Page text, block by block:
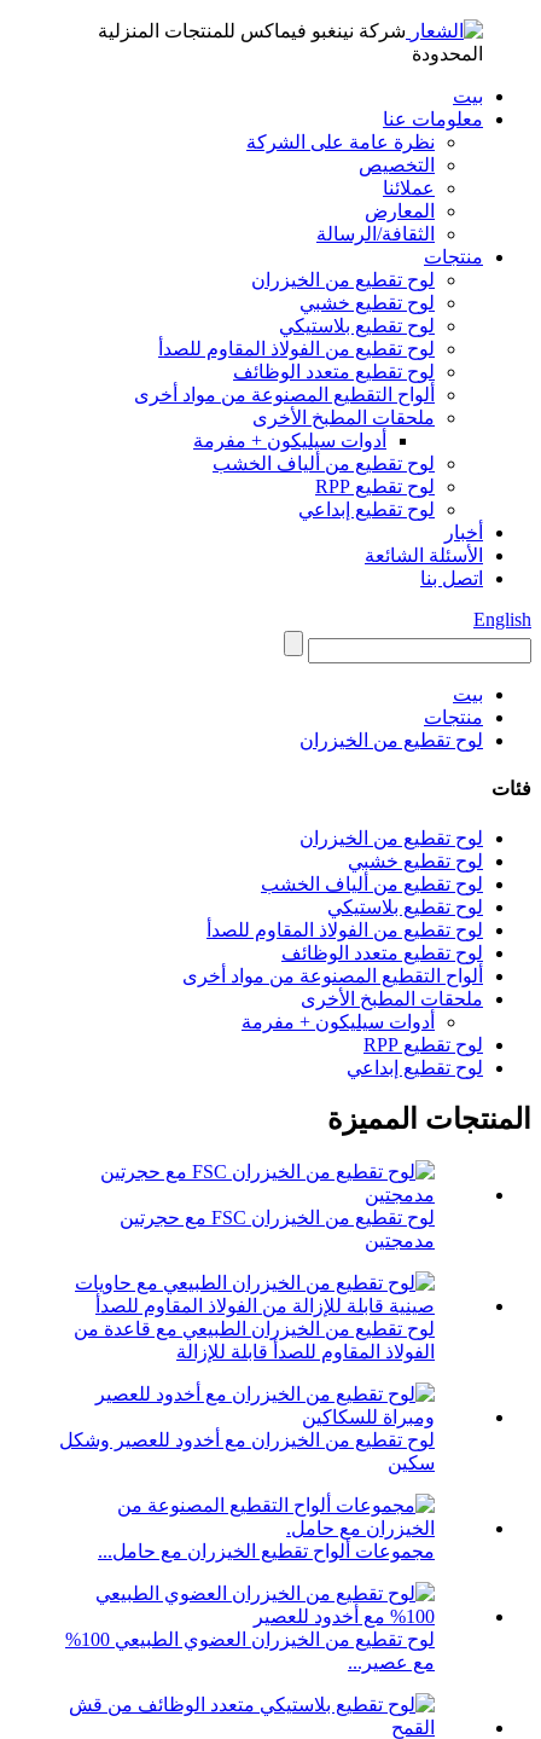
شركة نينغبو فيماكس للمنتجات المنزلية
المحدودة
بيت
معلومات عنا
نظرة عامة على الشركة
التخصيص
عملائنا
المعارض
الثقافة/الرسالة
منتجات
لوح تقطيع من الخيزران
لوح تقطيع خشبي
لوح تقطيع بلاستيكي
لوح تقطيع من الفولاذ المقاوم للصدأ
لوح تقطيع متعدد الوظائف
ألواح التقطيع المصنوعة من مواد أخرى
ملحقات المطبخ الأخرى
أدوات سيليكون + مفرمة
لوح تقطيع من ألياف الخشب
لوح تقطيع RPP
لوح تقطيع إبداعي
أخبار
الأسئلة الشائعة
اتصل بنا
English
بيت
منتجات
لوح تقطيع من الخيزران
فئات
لوح تقطيع من الخيزران
لوح تقطيع خشبي
لوح تقطيع من ألياف الخشب
لوح تقطيع بلاستيكي
لوح تقطيع من الفولاذ المقاوم للصدأ
لوح تقطيع متعدد الوظائف
ألواح التقطيع المصنوعة من مواد أخرى
ملحقات المطبخ الأخرى
أدوات سيليكون + مفرمة
لوح تقطيع RPP
لوح تقطيع إبداعي
المنتجات المميزة
لوح تقطيع من الخيزران FSC مع حجرتين
مدمجتين
لوح تقطيع من الخيزران الطبيعي مع قاعدة من
الفولاذ المقاوم للصدأ قابلة للإزالة
لوح تقطيع من الخيزران مع أخدود للعصير وشكل
سكين
مجموعات ألواح تقطيع الخيزران مع حامل...
لوح تقطيع من الخيزران العضوي الطبيعي 100%
مع عصير...